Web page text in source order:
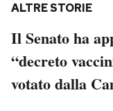
ALTRE STORIE
Il Senato ha
“decreto
votato dalla